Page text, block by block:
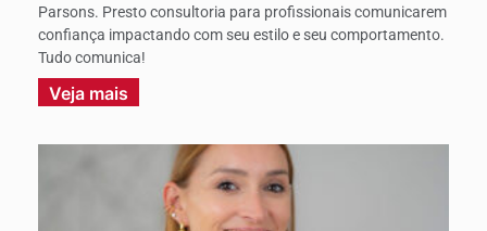
Parsons. Presto consultoria para profissionais comunicarem
confiança impactando com seu estilo e seu comportamento.
Tudo comunica!
Veja mais